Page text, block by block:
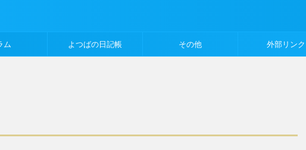
ム よつばの日記帳 その他 外部リンク